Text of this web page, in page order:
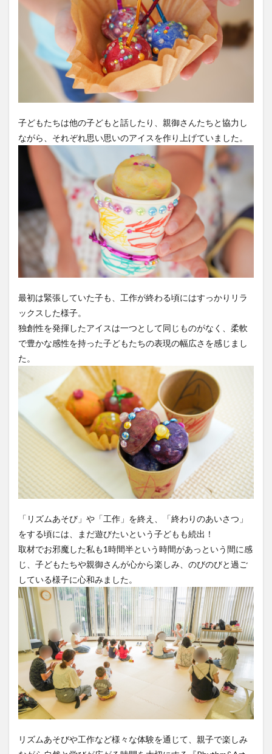
子どもたちは他の子どもと話したり、親御さんたちと協力し
ながら、それぞれ思い思いのアイスを作り上げていました。
最初は緊張していた子も、工作が終わる頃にはすっかりリラ
ックスした様子。
独創性を発揮したアイスは一つとして同じものがなく、柔軟
で豊かな感性を持った子どもたちの表現の幅広さを感じまし
た。
「リズムあそび」や「工作」を終え、「終わりのあいさつ」
をする頃には、まだ遊びたいという子どもも続出！
取材でお邪魔した私も1時間半という時間があっという間に感
じ、子どもたちや親御さんが心から楽しみ、のびのびと過ご
している様子に心和みました。
リズムあそびや工作など様々な体験を通じて、親子で楽しみ